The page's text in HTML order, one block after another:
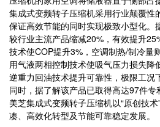
集成式变频转子压缩机采用行业颠覆性
保证高效节能的同时实现极致小型化。
较行业主流产品缩减20%，有效提升
技术使COP提升3%，空调制热/制冷量
用气液两相控制技术使吸气压力损失降
逆重力回油技术提升可靠性，极限工况
同时，据了解该产品已取得高达97件
美芝集成式变频转子压缩机以“原创技
凑、高效化转型及节能可靠稳定发展。